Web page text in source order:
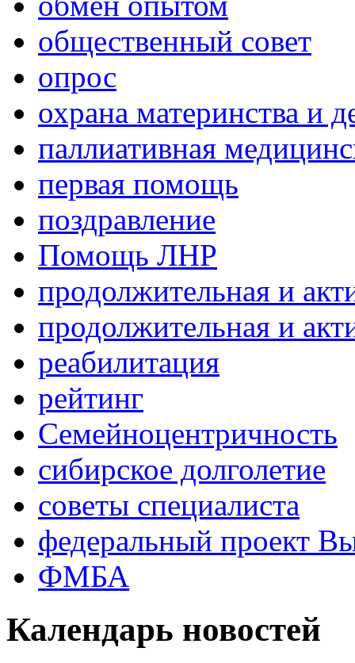
общественный совет
опрос
охрана материнства и
паллиативная
первая помощь
поздравление
Помощь ЛНР
продолжительная и
продолжительная и
реабилитация
рейтинг
Семейноцентричность
сибирское долголетие
советы специалиста
федеральный проект
ФМБА
Календарь новостей